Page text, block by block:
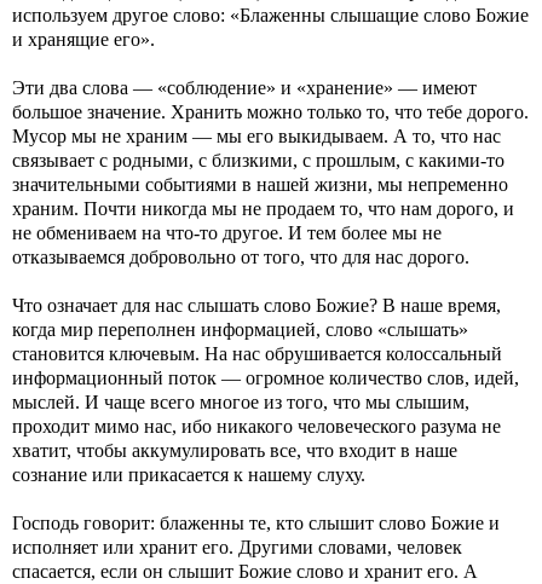
используем другое слово: «Блаженны слышащие слово Божие
и хранящие его».
Эти два слова — «соблюдение» и «хранение» — имеют
большое значение. Хранить можно только то, что тебе дорого.
Мусор мы не храним — мы его выкидываем. А то, что нас
связывает с родными, с близкими, с прошлым, с какими-то
значительными событиями в нашей жизни, мы непременно
храним. Почти никогда мы не продаем то, что нам дорого, и
не обмениваем на что-то другое. И тем более мы не
отказываемся добровольно от того, что для нас дорого.
Что означает для нас слышать слово Божие? В наше время,
когда мир переполнен информацией, слово «слышать»
становится ключевым. На нас обрушивается колоссальный
информационный поток — огромное количество слов, идей,
мыслей. И чаще всего многое из того, что мы слышим,
проходит мимо нас, ибо никакого человеческого разума не
хватит, чтобы аккумулировать все, что входит в наше
сознание или прикасается к нашему слуху.
Господь говорит: блаженны те, кто слышит слово Божие и
исполняет или хранит его. Другими словами, человек
спасается, если он слышит Божие слово и хранит его. А